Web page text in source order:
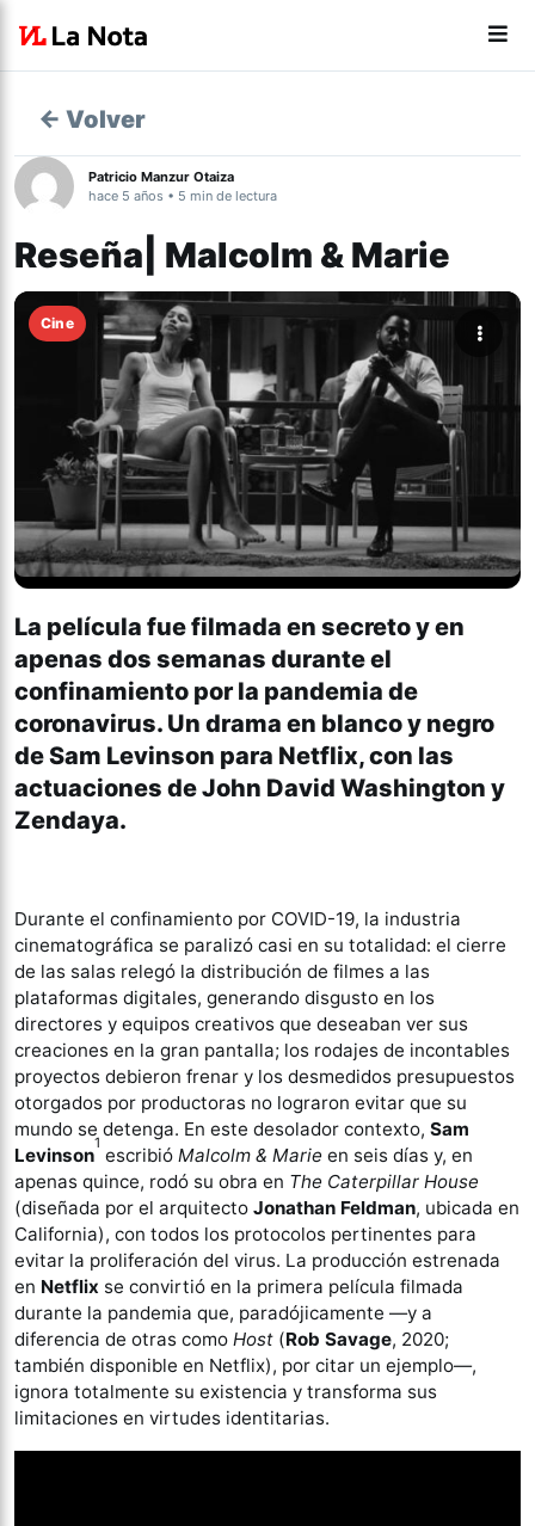
← Volver
Patricio Manzur Otaiza
hace 5 años • 5 min de lectura
Reseña| Malcolm & Marie
Cine
La película fue filmada en secreto y en
apenas dos semanas durante el
confinamiento por la pandemia de
coronavirus. Un drama en blanco y negro
de Sam Levinson para Netflix, con las
actuaciones de John David Washington y
Zendaya.
Durante el confinamiento por COVID-19, la industria
cinematográfica se paralizó casi en su totalidad: el cierre
de las salas relegó la distribución de filmes a las
plataformas digitales, generando disgusto en los
directores y equipos creativos que deseaban ver sus
creaciones en la gran pantalla; los rodajes de incontables
proyectos debieron frenar y los desmedidos presupuestos
otorgados por productoras no lograron evitar que su
mundo se detenga. En este desolador contexto, Sam
Levinson
1
escribió Malcolm & Marie en seis días y, en
apenas quince, rodó su obra en The Caterpillar House
(diseñada por el arquitecto Jonathan Feldman, ubicada en
California), con todos los protocolos pertinentes para
evitar la proliferación del virus. La producción estrenada
en Netflix se convirtió en la primera película filmada
durante la pandemia que, paradójicamente —y a
diferencia de otras como Host (Rob Savage, 2020;
también disponible en Netflix), por citar un ejemplo—,
ignora totalmente su existencia y transforma sus
limitaciones en virtudes identitarias.